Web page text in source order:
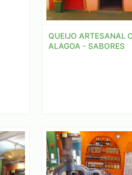
QUEIJO ARTESANAL
ALAGOA - SABORES